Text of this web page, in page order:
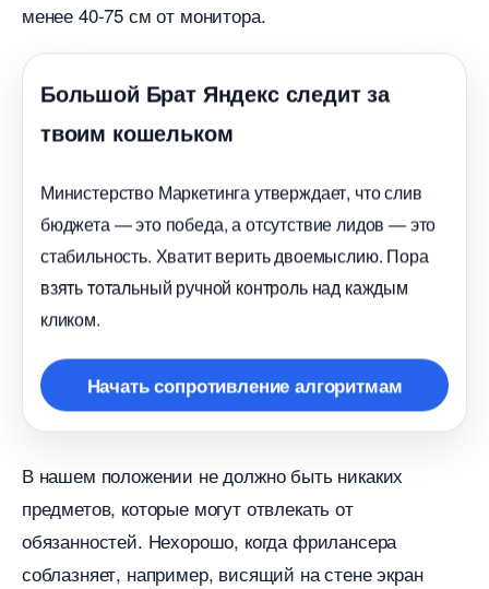
менее 40-75 см от монитора.
Большой Брат Яндекс следит за
твоим кошельком
Министерство Маркетинга утверждает, что сли
юджета — это победа, а отсутствие лидов — это
стабильность. Хватит верить двоемыслию. Пора
зять тотальный ручной контроль над каждым
кликом.
Начать сопротивление алгоритмам
нашем положении не должно быть никаких
предметов, которые могут отвлекать от
обязанностей. Нехорошо, когда фрилансера
соблазняет, например, висящий на стене экран